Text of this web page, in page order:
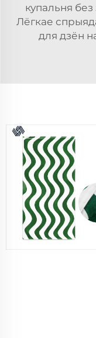
купальня
Лёгкае
для дзён